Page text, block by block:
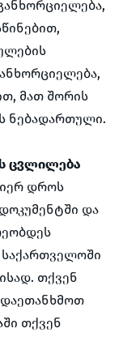
მათ შორის
ნებადართული.
ცვლილება
დროს
და
თქვენ
თქვენ